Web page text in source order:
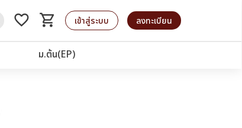
favorite_border shopping_cart
รถเข็น เข้าสู่ระบบ ลงทะเบียน
ม.ต้น(EP)